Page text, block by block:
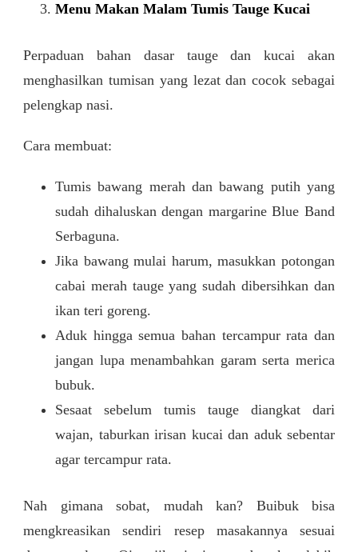
Menu Makan Malam Tumis Tauge Kucai
Perpaduan bahan dasar tauge dan kucai akan
menghasilkan tumisan yang lezat dan cocok sebagai
pelengkap nasi.
Cara membuat:
Tumis bawang merah dan bawang putih yang
sudah dihaluskan dengan margarine Blue Band
Serbaguna.
Jika bawang mulai harum, masukkan potongan
cabai merah tauge yang sudah dibersihkan dan
ikan teri goreng.
Aduk hingga semua bahan tercampur rata dan
jangan lupa menambahkan garam serta merica
bubuk.
Sesaat sebelum tumis tauge diangkat dari
wajan, taburkan irisan kucai dan aduk sebentar
agar tercampur rata.
Nah gimana sobat, mudah kan? Buibuk bisa
mengkreasikan sendiri resep masakannya sesuai